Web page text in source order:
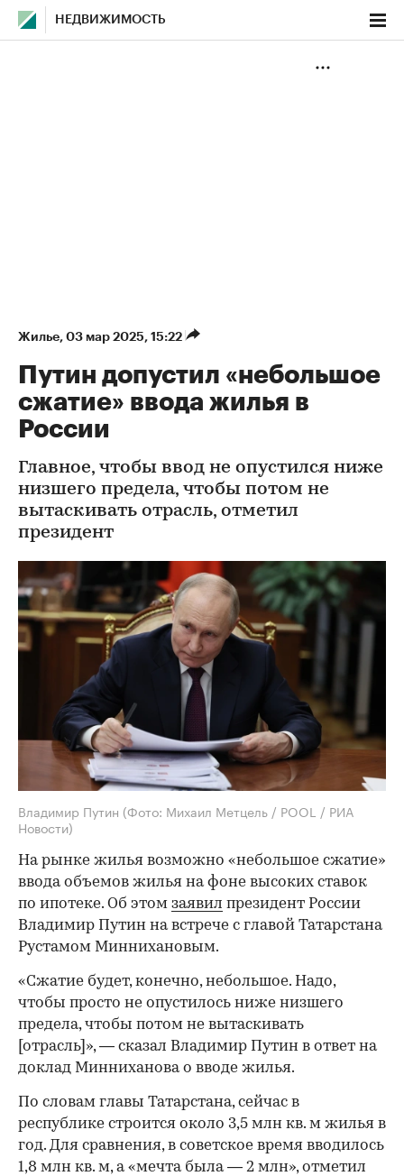
НЕДВИЖИМОСТЬ
Жилье⁠, 03 мар 2025, 15:22
Путин допустил «небольшое
сжатие» ввода жилья в
России
Главное, чтобы ввод не опустился ниже
низшего предела, чтобы потом не
вытаскивать отрасль, отметил
президент
Владимир Путин (Фото: Михаил Метцель / POOL / РИА
Новости)
На рынке жилья возможно «небольшое сжатие»
ввода объемов жилья на фоне высоких ставок
по ипотеке. Об этом заявил президент России
Владимир Путин на встрече с главой Татарстана
Рустамом Миннихановым.
«Сжатие будет, конечно, небольшое. Надо,
чтобы просто не опустилось ниже низшего
предела, чтобы потом не вытаскивать
[отрасль]», — сказал Владимир Путин в ответ на
доклад Минниханова о вводе жилья.
По словам главы Татарстана, сейчас в
республике строится около 3,5 млн кв. м жилья в
год. Для сравнения, в советское время вводилось
1,8 млн кв. м, а «мечта была — 2 млн», отметил